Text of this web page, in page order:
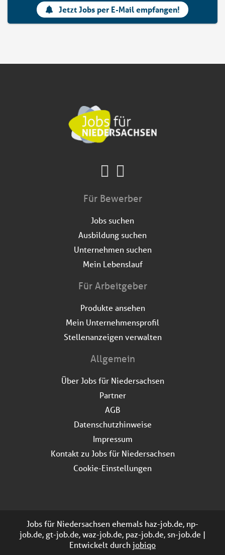
Jetzt Jobs per E-Mail empfangen!
Für Bewerber
Jobs suchen
Ausbildung suchen
Unternehmen suchen
Mein Lebenslauf
Für Arbeitgeber
Produkte ansehen
Mein Unternehmensprofil
Stellenanzeigen verwalten
Allgemein
Über Jobs für Niedersachsen
Partner
AGB
Datenschutzhinweise
Impressum
Kontakt zu Jobs für Niedersachsen
Cookie-Einstellungen
Jobs für Niedersachsen ehemals haz-job.de, np-
job.de, gt-job.de, waz-job.de, paz-job.de, sn-job.de |
Entwickelt durchjobiqo